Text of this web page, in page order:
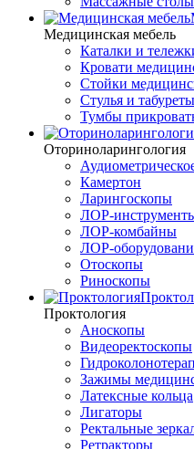
Медицинская мебель
Каталки и
Кровати
Стойки
Стулья и
Тумбы
Оториноларингология
Камертон
Ларингоскопы
ЛОР-
ЛОР-комбайны
ЛОР-
Отоскопы
Риноскопы
Проктология
Аноскопы
Видеоректоскопы
Зажимы
Латексные кольца
Лигаторы
Ректальные
Ретракторы